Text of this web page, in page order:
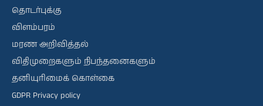
தொடர்புக்கு
விளம்பரம்
மரண அறிவித்தல்
விதிமுறைகளும் நிபந்தனைகளும்
தனியுரிமைக் கொள்கை
GDPR Privacy policy